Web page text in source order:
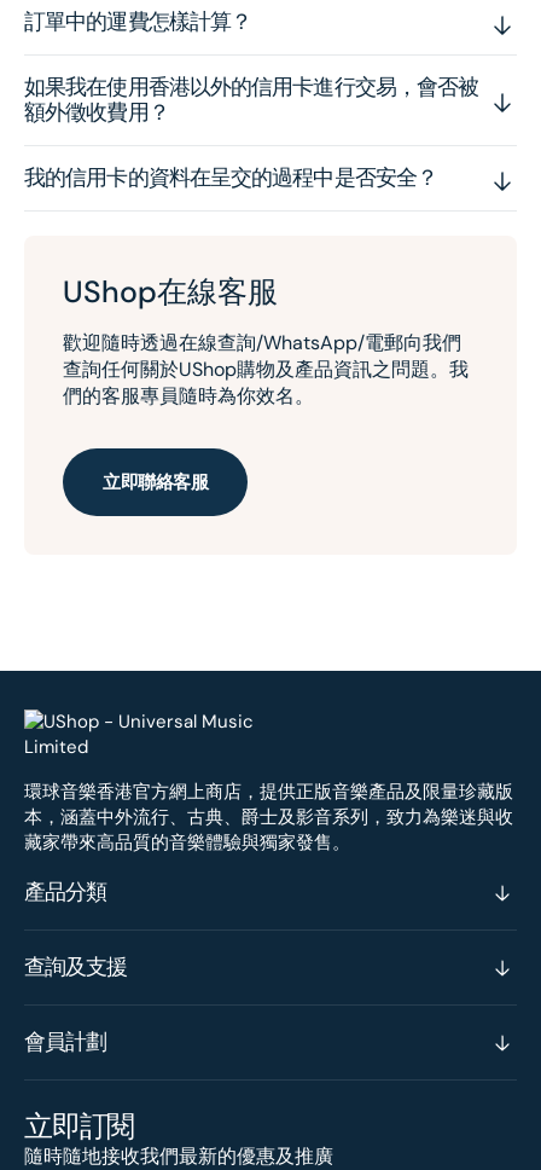
訂單中的運費怎樣計算？
如果我在使用香港以外的信用卡進行交易，會否被
額外徵收費用？
我的信用卡的資料在呈交的過程中是否安全？
UShop在線客服
歡迎隨時透過在線查詢/WhatsApp/電郵向我們
查詢任何關於UShop購物及產品資訊之問題。我
們的客服專員隨時為你效名。
立即聯絡客服
環球音樂香港官方網上商店，提供正版音樂產品及限量珍藏版
本，涵蓋中外流行、古典、爵士及影音系列，致力為樂迷與收
藏家帶來高品質的音樂體驗與獨家發售。
產品分類
查詢及支援
會員計劃
立即訂閱
隨時隨地接收我們最新的優惠及推廣